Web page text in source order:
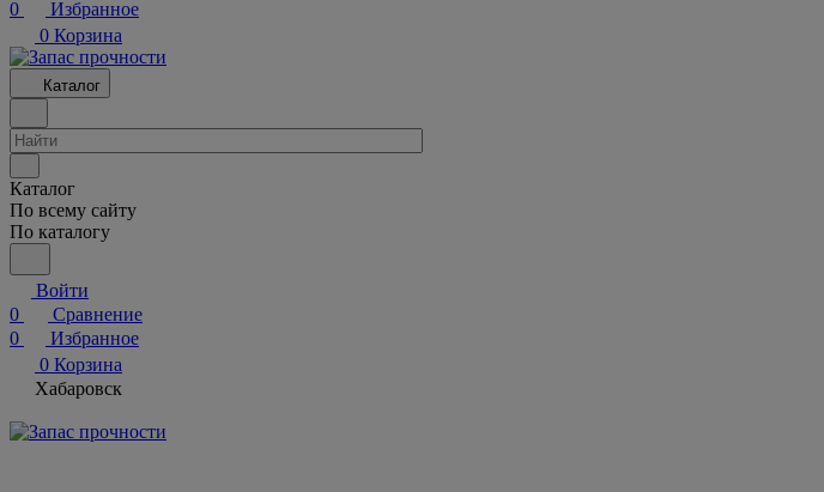
0
Избранное
0 Корзина
Каталог
Каталог
По всему сайту
По каталогу
Войти
0
Сравнение
0
Избранное
0 Корзина
Хабаровск